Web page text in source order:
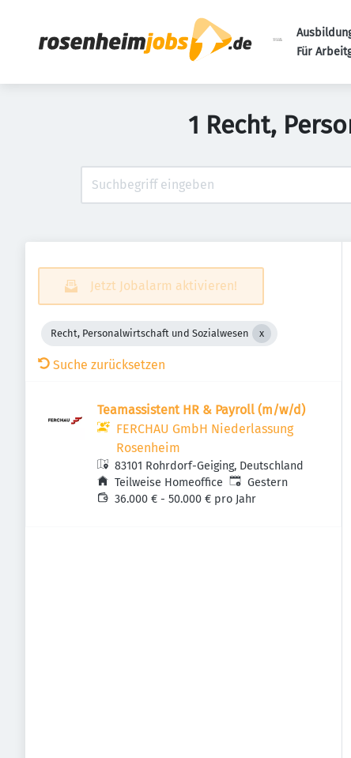
Für
1 Recht,
Jetzt Jobalarm aktivieren!
Recht, Personalwirtschaft und Sozialwesen
Suche zurücksetzen
Teamas­sis­tent HR & Payroll (m/w/d)
FERCHAU GmbH Niederlassung
Rosenheim
83101 Rohrdorf-Geiging, Deutschland
Teilweise Homeoffice Veröffentlicht
Gestern
36.000 € - 50.000 € pro Jahr